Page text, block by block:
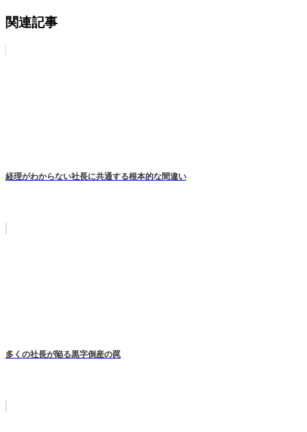
関連記事
経理がわからない社長に共通する根本的な間違い
多くの社長が陥る黒字倒産の罠